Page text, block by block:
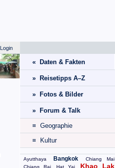
Login
« Daten & Fakten
» Reisetipps A–Z
» Fotos & Bilder
» Forum & Talk
≡ Geographie
≡ Kultur
Ayutthaya Bangkok
Chiang Mai
Chiang Rai
Hat Yai Khao Lak